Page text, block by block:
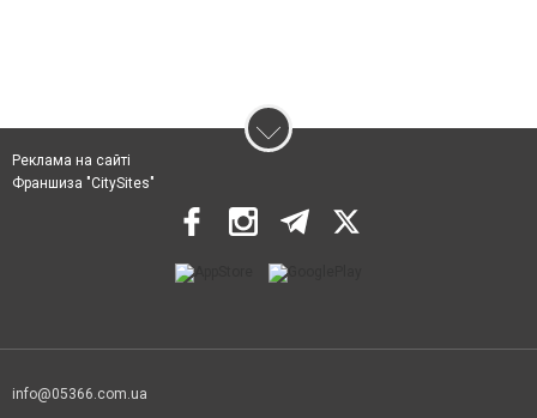
Реклама на сайті
Франшиза "CitySites"
info@05366.com.ua